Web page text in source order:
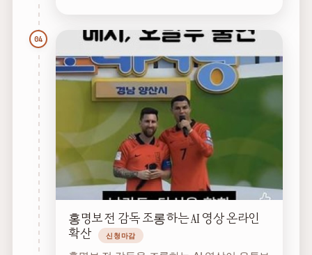
04
홍명보 전 감독 조롱하는 AI 영상 온라인
확산
신청마감